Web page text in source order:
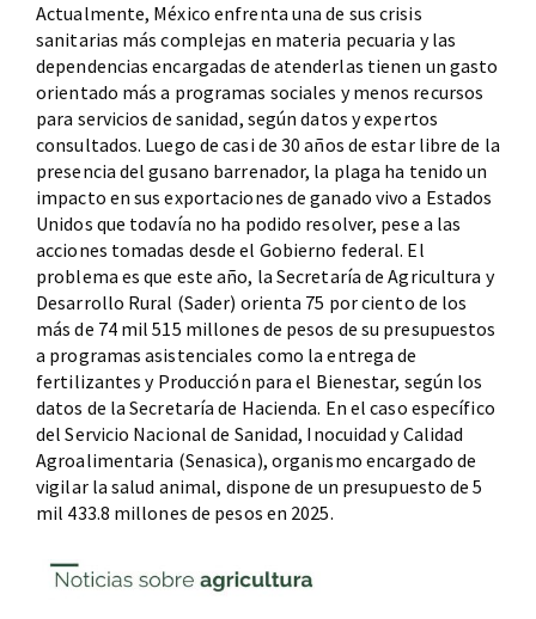
Actualmente, México enfrenta una de sus crisis
sanitarias más complejas en materia pecuaria y las
dependencias encargadas de atenderlas tienen un gasto
orientado más a programas sociales y menos recursos
para servicios de sanidad, según datos y expertos
consultados. Luego de casi de 30 años de estar libre de la
presencia del gusano barrenador, la plaga ha tenido un
impacto en sus exportaciones de ganado vivo a Estados
Unidos que todavía no ha podido resolver, pese a las
acciones tomadas desde el Gobierno federal. El
problema es que este año, la Secretaría de Agricultura y
Desarrollo Rural (Sader) orienta 75 por ciento de los
más de 74 mil 515 millones de pesos de su presupuestos
a programas asistenciales como la entrega de
fertilizantes y Producción para el Bienestar, según los
datos de la Secretaría de Hacienda. En el caso específico
del Servicio Nacional de Sanidad, Inocuidad y Calidad
Agroalimentaria (Senasica), organismo encargado de
vigilar la salud animal, dispone de un presupuesto de 5
mil 433.8 millones de pesos en 2025.